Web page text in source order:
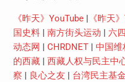
《昨天》YouTube| 《昨天
国史料| 南方街头运动 | 六
动态网 | CHRDNET| 中国维
的西藏| 西藏人权与民主中
察 | 良心之友 | 台湾民主基